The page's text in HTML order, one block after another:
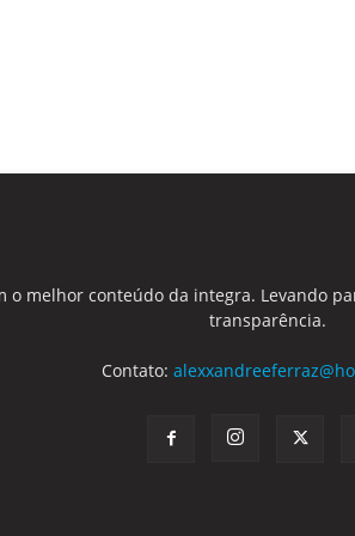
o melhor conteúdo da integra. Levando
transparência.
Contato: